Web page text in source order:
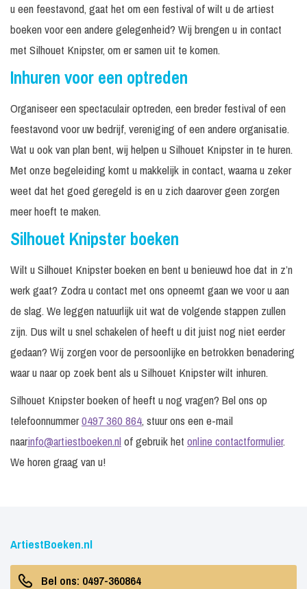
u een feestavond, gaat het om een festival of wilt u de artiest
boeken voor een andere gelegenheid? Wij brengen u in contact
met Silhouet Knipster, om er samen uit te komen.
Inhuren voor een optreden
Organiseer een spectaculair optreden, een breder festival of een
feestavond voor uw bedrijf, vereniging of een andere organisatie.
Wat u ook van plan bent, wij helpen u Silhouet Knipster in te huren.
Met onze begeleiding komt u makkelijk in contact, waarna u zeker
weet dat het goed geregeld is en u zich daarover geen zorgen
meer hoeft te maken.
Silhouet Knipster boeken
Wilt u Silhouet Knipster boeken en bent u benieuwd hoe dat in z’n
werk gaat? Zodra u contact met ons opneemt gaan we voor u aan
de slag. We leggen natuurlijk uit wat de volgende stappen zullen
zijn. Dus wilt u snel schakelen of heeft u dit juist nog niet eerder
gedaan? Wij zorgen voor de persoonlijke en betrokken benadering
waar u naar op zoek bent als u Silhouet Knipster wilt inhuren.
Silhouet Knipster boeken of heeft u nog vragen? Bel ons op
telefoonnummer0497 360 864, stuur ons een e-mail
naarinfo@artiestboeken.nlof gebruik het online contactformulier.
We horen graag van u!
ArtiestBoeken.nl
Bel ons: 0497-360864